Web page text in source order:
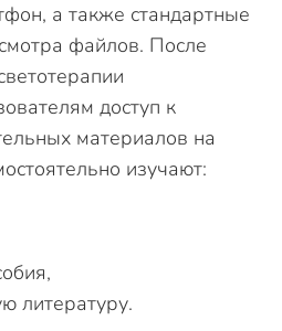
а также стандартные
файлов. После
доступ к
материалов на
изучают:
литературу.